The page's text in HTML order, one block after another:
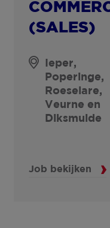
(SALES)
Ieper,
Poperinge,
Roeselare,
Veurne en
Diksmuide
Job bekijken